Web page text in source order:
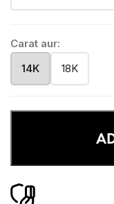
Carat aur:
14K
18K